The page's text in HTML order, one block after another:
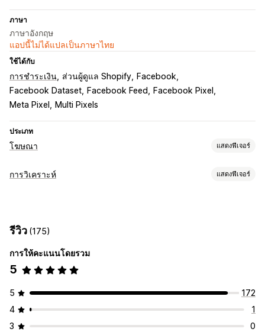
ภาษา
ภาษาอังกฤษ
แอปนี้ไม่ได้แปลเป็นภาษาไทย
ใช้ได้กับ
การชำระเงิน ส่วนผู้ดูแล Shopify
Facebook
Facebook Dataset
Facebook Feed
Facebook Pixel
Meta Pixel
Multi Pixels
ประเภท
โฆษณา แสดงฟีเจอร์
การกำหนดเป้าหมาย
การจัดการแคมเปญ
การวิเคราะห์ประสิทธิภาพ
การติดตามคอนเวอร์ชัน การระบุแหล่งที่มาของ UTM
การวิเคราะห์ แสดงฟีเจอร์
การติดตามเหตุการณ์
การตลาดและการขาย
ROAS การติดตามการซื้อ
ภาพและรายงาน
แดชบอร์ดการวิเคราะห์ การปฏิบัติตาม GDPR
รีวิว (175)
การให้คะแนนโดยรวม
5
5
172
4
1
3
0